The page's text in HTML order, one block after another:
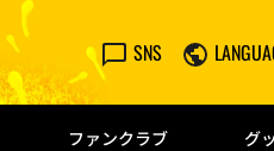
SNS
ファンクラブ グ